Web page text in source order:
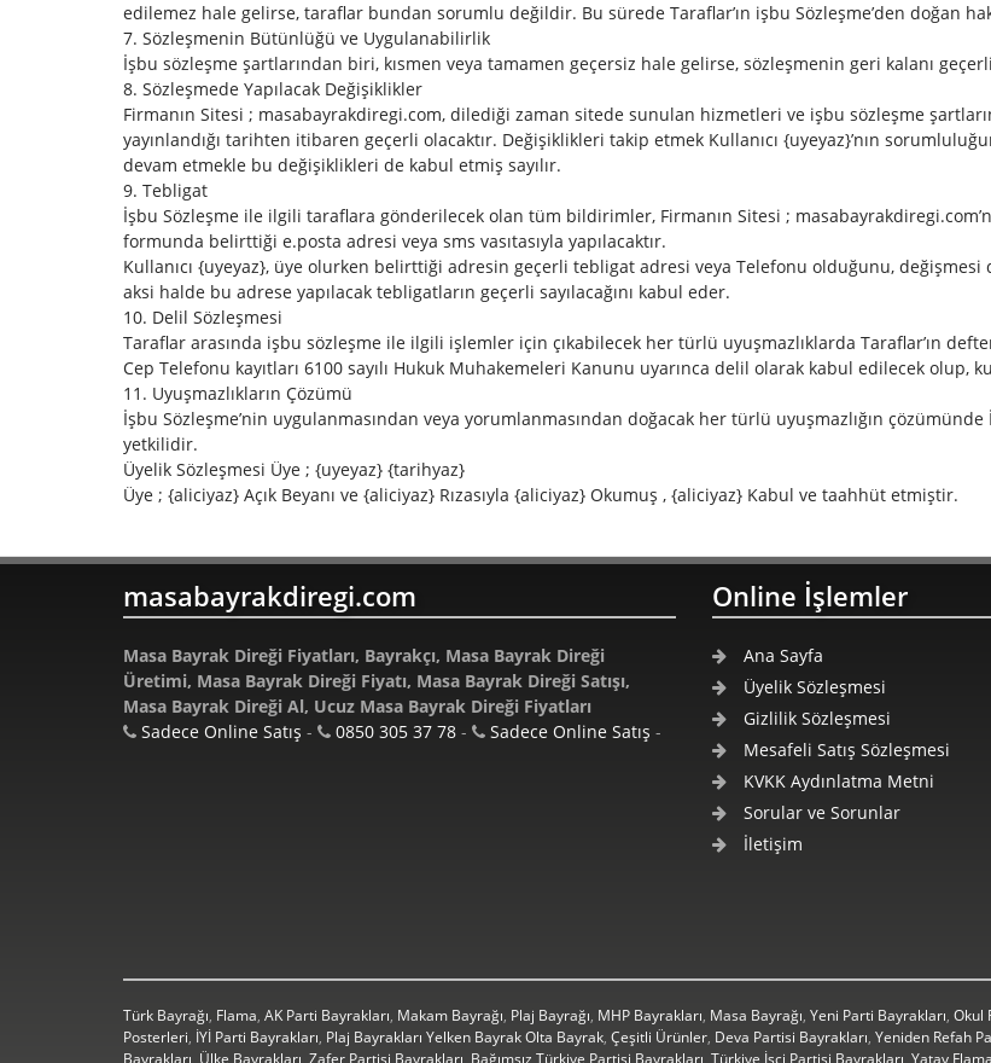
edilemez hale gelirse, taraflar bundan sorumlu değildir. Bu sürede Taraflar’ın işbu Sözleşme’den doğan
7. Sözleşmenin Bütünlüğü ve Uygulanabilirlik
İşbu sözleşme şartlarından biri, kısmen veya tamamen geçersiz hale gelirse, sözleşmenin geri kalanı
8. Sözleşmede Yapılacak Değişiklikler
Firmanın Sitesi ; masabayrakdiregi.com, dilediği zaman sitede sunulan hizmetleri ve işbu sözleşme
yayınlandığı tarihten itibaren geçerli olacaktır. Değişiklikleri takip etmek Kullanıcı {uyeyaz}’nın
devam etmekle bu değişiklikleri de kabul etmiş sayılır.
9. Tebligat
İşbu Sözleşme ile ilgili taraflara gönderilecek olan tüm bildirimler, Firmanın Sitesi ;
formunda belirttiği e.posta adresi veya sms vasıtasıyla yapılacaktır.
Kullanıcı {uyeyaz}, üye olurken belirttiği adresin geçerli tebligat adresi veya Telefonu olduğunu,
aksi halde bu adrese yapılacak tebligatların geçerli sayılacağını kabul eder.
10. Delil Sözleşmesi
Taraflar arasında işbu sözleşme ile ilgili işlemler için çıkabilecek her türlü uyuşmazlıklarda Taraflar’ın
Cep Telefonu kayıtları 6100 sayılı Hukuk Muhakemeleri Kanunu uyarınca delil olarak kabul edilecek olup,
11. Uyuşmazlıkların Çözümü
İşbu Sözleşme’nin uygulanmasından veya yorumlanmasından doğacak her türlü uyuşmazlığın
yetkilidir.
Üyelik Sözleşmesi Üye ; {uyeyaz} {tarihyaz}
Üye ; {aliciyaz} Açık Beyanı ve {aliciyaz} Rızasıyla {aliciyaz} Okumuş , {aliciyaz} Kabul ve taahhüt etmiştir.
masabayrakdiregi.com
Masa Bayrak Direği Fiyatları, Bayrakçı, Masa Bayrak Direği
Üretimi, Masa Bayrak Direği Fiyatı, Masa Bayrak Direği Satışı,
Masa Bayrak Direği Al, Ucuz Masa Bayrak Direği Fiyatları
Sadece Online Satış - 0850 305 37 78 - Sadece Online Satış -
Online İşlemler
Ana Sayfa
Üyelik Sözleşmesi
Gizlilik Sözleşmesi
Mesafeli Satış Sözleşmesi
KVKK Aydınlatma Metni
Sorular ve Sorunlar
İletişim
Türk Bayrağı, Flama, AK Parti Bayrakları, Makam Bayrağı, Plaj Bayrağı, MHP Bayrakları, Masa Bayrağı, Yeni Parti Bayrakları, Okul
Posterleri, İYİ Parti Bayrakları, Plaj Bayrakları Yelken Bayrak Olta Bayrak, Çeşitli Ürünler, Deva Partisi Bayrakları, Yeniden Refah
Bayrakları Ülke Bayrakları Zafer Partisi Bayrakları Bağımsız Türkiye Partisi Bayrakları Türkiye İşçi Partisi Bayrakları Yatay